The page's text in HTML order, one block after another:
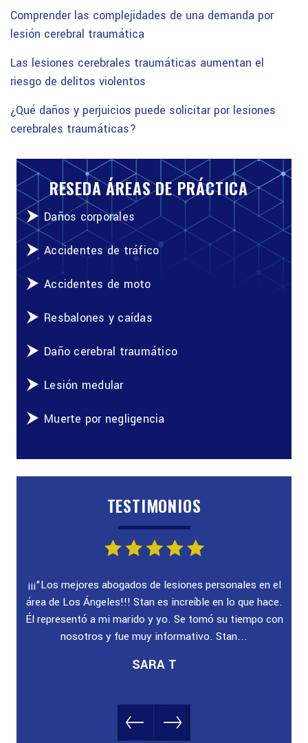
Comprender las complejidades de una demanda por
lesión cerebral traumática
Las lesiones cerebrales traumáticas aumentan el
riesgo de delitos violentos
¿Qué daños y perjuicios puede solicitar por lesiones
cerebrales traumáticas?
RESEDA ÁREAS DE PRÁCTICA
Daños corporales
Accidentes de tráfico
Accidentes de moto
Resbalones y caídas
Daño cerebral traumático
Lesión medular
Muerte por negligencia
TESTIMONIOS
¡¡¡"Los mejores abogados de lesiones personales en el
área de Los Ángeles!!! Stan es increíble en lo que hace.
Él representó a mi marido y yo. Se tomó su tiempo con
nosotros y fue muy informativo. Stan...
SARA T